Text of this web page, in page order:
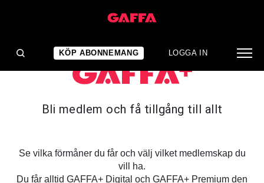
KÖP ABONNEMANG LOGGA IN
Bli medlem och få tillgång till allt
Se vilka förmåner du får och välj vilket medlemskap du
vill ha.
Du får alltid GAFFA+ Digital och GAFFA+ Premium den